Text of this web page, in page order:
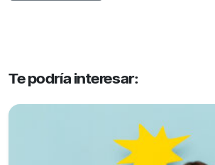
Te podría interesar: